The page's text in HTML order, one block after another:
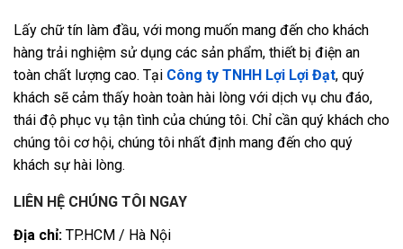
Lấy chữ tín làm đầu, với mong muốn mang đến cho khách
hàng trải nghiệm sử dụng các sản phẩm, thiết bị điện an
toàn chất lượng cao. Tại Công ty TNHH Lợi Lợi Đạt, quý
khách sẽ cảm thấy hoàn toàn hài lòng với dịch vụ chu đáo,
thái độ phục vụ tận tình của chúng tôi. Chỉ cần quý khách cho
chúng tôi cơ hội, chúng tôi nhất định mang đến cho quý
khách sự hài lòng.
LIÊN HỆ CHÚNG TÔI NGAY
Địa chỉ: TP.HCM / Hà Nội